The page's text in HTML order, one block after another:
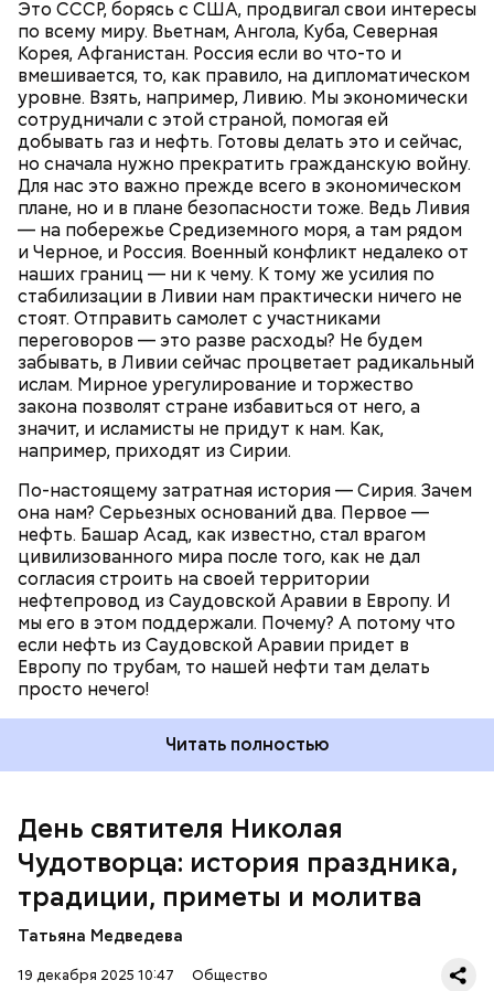
Это СССР, борясь с США, продвигал свои интересы
по всему миру. Вьетнам, Ангола, Куба, Северная
Корея, Афганистан. Россия если во что-то и
вмешивается, то, как правило, на дипломатическом
уровне. Взять, например, Ливию. Мы экономически
сотрудничали с этой страной, помогая ей
добывать газ и нефть. Готовы делать это и сейчас,
но сначала нужно прекратить гражданскую войну.
Для нас это важно прежде всего в экономическом
плане, но и в плане безопасности тоже. Ведь Ливия
— на побережье Средиземного моря, а там рядом
и Черное, и Россия. Военный конфликт недалеко от
наших границ — ни к чему. К тому же усилия по
стабилизации в Ливии нам практически ничего не
стоят. Отправить самолет с участниками
переговоров — это разве расходы? Не будем
забывать, в Ливии сейчас процветает радикальный
ислам. Мирное урегулирование и торжество
закона позволят стране избавиться от него, а
значит, и исламисты не придут к нам. Как,
например, приходят из Сирии.
По-настоящему затратная история — Сирия. Зачем
она нам? Серьезных оснований два. Первое —
нефть. Башар Асад, как известно, стал врагом
цивилизованного мира после того, как не дал
согласия строить на своей территории
нефтепровод из Саудовской Аравии в Европу. И
мы его в этом поддержали. Почему? А потому что
если нефть из Саудовской Аравии придет в
Европу по трубам, то нашей нефти там делать
просто нечего!
Ведь аравийская — намного дешевле. Она, во-
первых, легко добывается, а во-вторых, ее в трубах
не нужно подогревать. Пока эту нефть возят в
Европу танкерами, мы с саудитами успешно
конкурируем. Если начнут гнать напрямую —
понесем колоссальные убытки, ведь огромная
часть нашей экономики — сырьевая. Поэтому нам в
Сирии нужен Башар Асад. Он отстаивает наши
интересы, а мы — его. Вторая и главная причина
нашего военного участия в сирийском конфликте
— ИГИЛ (организация, запрещенная на
бороться всеми доступными способами, то завтра
эти бандиты будут в странах Центральной Азии и,
что еще страшнее, на Северном Кавказе.
По-настоящему затратная история — Сирия. Зачем она нам? / кадр из
фильма «Сирия. Здесь был рай»
Читать полностью
УКРАИНА НЕФТЬ СССР
РОССИЯ
СИРИЯ
День святителя Николая
Чудотворца: история праздника,
традиции, приметы и молитва
Татьяна Медведева
19 декабря 2025 10:47 Общество
Как рассказывает Житие, преподобный родился в
городке Патаре. С детства Николай проникся
христианской религией и рано принял решение
посвятить свою жизнь Богу. Целыми днями отрок
проводил в храме, а по вечерам молился и читал
книги. Его дядя, епископ Николай Патарский, видя
такое усердие, сделал юношу чтецом, а затем и
полученные в наследство от родителей, Николай
отдал на дела милосердия. Со временем Николай
стал епископом в городе Мире. Он был страстным
проповедником христианства. Ему также
приписывают разрушение нескольких языческих
храмов и чудеса, творимые силой молитвы. Этот
человек лучше любого врача исцелял больных,
обреченных на смерть, и даже воскрешал мертвых.
Как гласит предание, совершая паломничество в
Иерусалим, Николай Чудотворец по просьбе
отчаявшихся путников молитвой успокоил
разбушевавшееся море.
А еще, удержав меч палача, святой Николай спас от
смерти трех мужей, невинно осужденных
корыстолюбивым градоначальником.